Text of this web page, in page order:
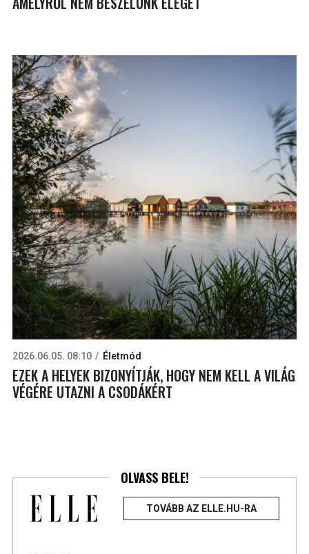
2026.06.05. 08:10 Életmód
EZEK A HELYEK BIZONYÍTJÁK, HOGY NEM KELL A VILÁG
VÉGÉRE UTAZNI A CSODÁKÉRT
OLVASS BELE!
TOVÁBB AZ ELLE.HU-RA